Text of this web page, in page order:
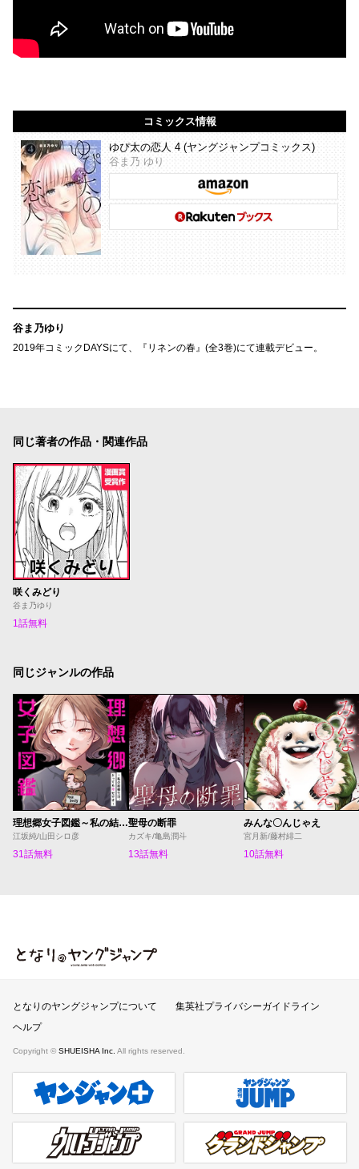
コミックス情報
ゆぴ太の恋人 4 (ヤングジャンプコミックス)
谷ま乃 ゆり
谷ま乃ゆり
2019年コミックDAYSにて、『リネンの春』(全3巻)にて連載デビュー。
同じ著者の作品・関連作品
咲くみどり
谷ま乃ゆり
1話無料
同じジャンルの作品
理想郷女子図鑑～私の結婚生活、とっても幸せです～
江坂純/山田シロ彦
31話無料
聖母の断罪
カズキ/亀島潤斗
13話無料
みんな〇んじゃえ
宮月新/藤村緋二
10話無料
となりのヤングジャンプ
となりのヤングジャンプについて
集英社プライバシーガイドライン
ヘルプ
Copyright © SHUEISHA Inc. All rights reserved.
ヤンジャンプラス 週刊ヤングジャンプ公式サイト
ウルトラジャンプ グランドジャンプ